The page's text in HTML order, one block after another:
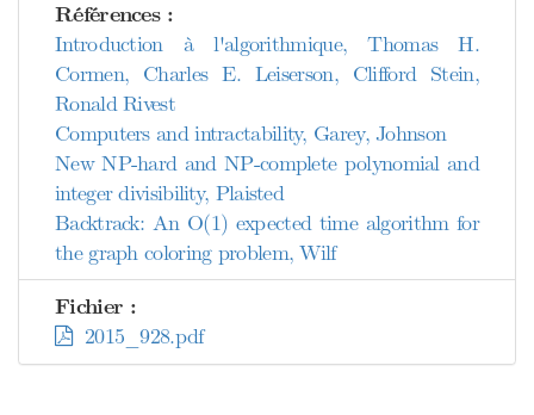
Références :
Introduction à l'algorithmique, Thomas H.
Cormen, Charles E. Leiserson, Clifford Stein,
Ronald Rivest
Computers and intractability, Garey, Johnson
New NP-hard and NP-complete polynomial and
integer divisibility, Plaisted
Backtrack: An O(1) expected time algorithm for
the graph coloring problem, Wilf
Fichier :
2015_928.pdf